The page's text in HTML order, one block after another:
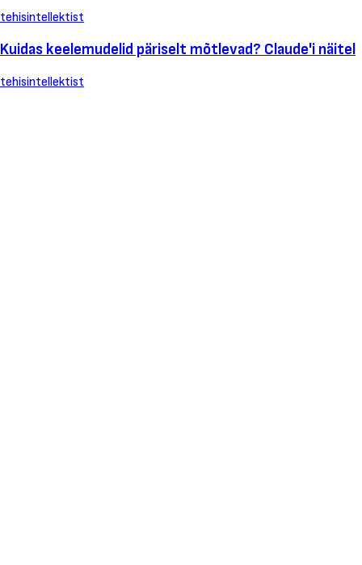
tehisintellektist
Kuidas keelemudelid päriselt mõtlevad? Claude'i näitel
tehisintellektist